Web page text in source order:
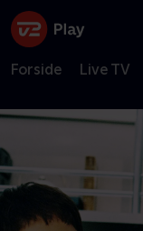
Forside Live TV